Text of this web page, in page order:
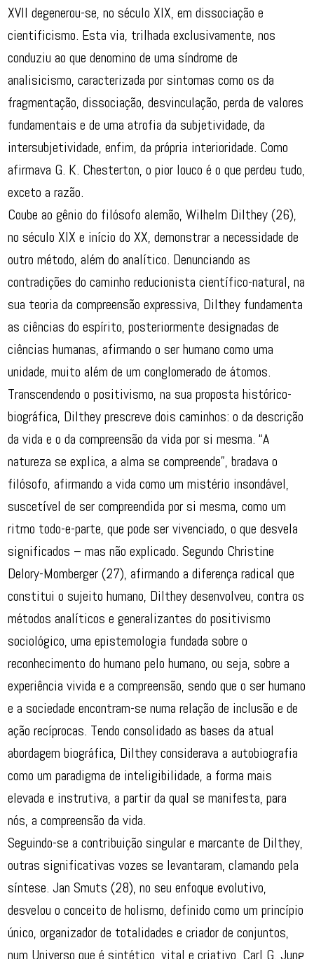
XVII degenerou-se, no século XIX, em dissociação e
cientificismo. Esta via, trilhada exclusivamente, nos
conduziu ao que denomino de uma síndrome de
analisicismo, caracterizada por sintomas como os da
fragmentação, dissociação, desvinculação, perda de valores
fundamentais e de uma atrofia da subjetividade, da
intersubjetividade, enfim, da própria interioridade. Como
afirmava G. K. Chesterton, o pior louco é o que perdeu tudo,
exceto a razão.
Coube ao gênio do filósofo alemão, Wilhelm Dilthey (26),
no século XIX e início do XX, demonstrar a necessidade de
outro método, além do analítico. Denunciando as
contradições do caminho reducionista científico-natural, na
sua teoria da compreensão expressiva, Dilthey fundamenta
as ciências do espírito, posteriormente designadas de
ciências humanas, afirmando o ser humano como uma
unidade, muito além de um conglomerado de átomos.
Transcendendo o positivismo, na sua proposta histórico-
biográfica, Dilthey prescreve dois caminhos: o da descrição
da vida e o da compreensão da vida por si mesma. “A
natureza se explica, a alma se compreende”, bradava o
filósofo, afirmando a vida como um mistério insondável,
suscetível de ser compreendida por si mesma, como um
ritmo todo-e-parte, que pode ser vivenciado, o que desvela
significados – mas não explicado. Segundo Christine
Delory-Momberger (27), afirmando a diferença radical que
constitui o sujeito humano, Dilthey desenvolveu, contra os
métodos analíticos e generalizantes do positivismo
sociológico, uma epistemologia fundada sobre o
reconhecimento do humano pelo humano, ou seja, sobre a
experiência vivida e a compreensão, sendo que o ser humano
e a sociedade encontram-se numa relação de inclusão e de
ação recíprocas. Tendo consolidado as bases da atual
abordagem biográfica, Dilthey considerava a autobiografia
como um paradigma de inteligibilidade, a forma mais
elevada e instrutiva, a partir da qual se manifesta, para
nós, a compreensão da vida.
Seguindo-se a contribuição singular e marcante de Dilthey,
outras significativas vozes se levantaram, clamando pela
síntese. Jan Smuts (28), no seu enfoque evolutivo,
desvelou o conceito de holismo, definido como um princípio
único, organizador de totalidades e criador de conjuntos,
num Universo que é sintético, vital e criativo. Carl G. Jung